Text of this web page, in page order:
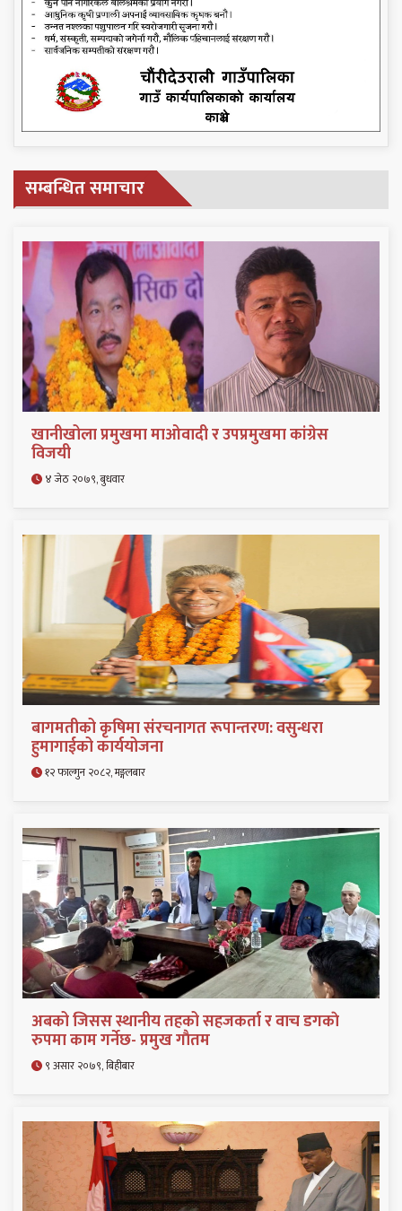
सम्बन्धित समाचार
खानीखोला प्रमुखमा माओवादी र उपप्रमुखमा कांग्रेस
विजयी
४ जेठ २०७९, बुधवार
बागमतीको कृषिमा संरचनागत रूपान्तरण: वसुन्धरा
हुमागाईको कार्ययोजना
१२ फाल्गुन २०८२, मङ्गलबार
अबको जिसस स्थानीय तहको सहजकर्ता र वाच डगकाे
रुपमा काम गर्नेछ- प्रमुख गाैतम
९ असार २०७९, बिहीबार